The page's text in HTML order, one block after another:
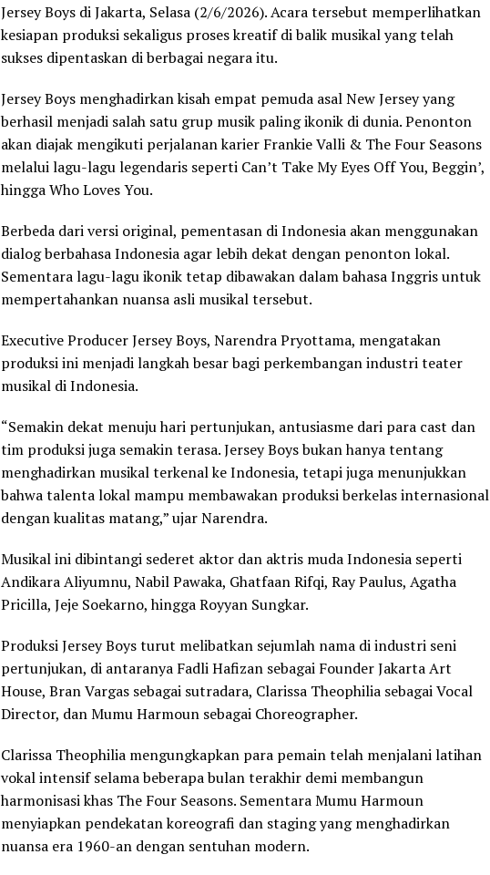
Jersey Boys di Jakarta, Selasa (2/6/2026). Acara tersebut memperlihatkan
kesiapan produksi sekaligus proses kreatif di balik musikal yang telah
sukses dipentaskan di berbagai negara itu.
Jersey Boys menghadirkan kisah empat pemuda asal New Jersey yang
berhasil menjadi salah satu grup musik paling ikonik di dunia. Penonton
akan diajak mengikuti perjalanan karier Frankie Valli & The Four Seasons
melalui lagu-lagu legendaris seperti Can’t Take My Eyes Off You, Beggin’,
hingga Who Loves You.
Berbeda dari versi original, pementasan di Indonesia akan menggunakan
dialog berbahasa Indonesia agar lebih dekat dengan penonton lokal.
Sementara lagu-lagu ikonik tetap dibawakan dalam bahasa Inggris untuk
mempertahankan nuansa asli musikal tersebut.
Executive Producer Jersey Boys, Narendra Pryottama, mengatakan
produksi ini menjadi langkah besar bagi perkembangan industri teater
musikal di Indonesia.
“Semakin dekat menuju hari pertunjukan, antusiasme dari para cast dan
tim produksi juga semakin terasa. Jersey Boys bukan hanya tentang
menghadirkan musikal terkenal ke Indonesia, tetapi juga menunjukkan
bahwa talenta lokal mampu membawakan produksi berkelas internasional
dengan kualitas matang,” ujar Narendra.
Musikal ini dibintangi sederet aktor dan aktris muda Indonesia seperti
Andikara Aliyumnu, Nabil Pawaka, Ghatfaan Rifqi, Ray Paulus, Agatha
Pricilla, Jeje Soekarno, hingga Royyan Sungkar.
Produksi Jersey Boys turut melibatkan sejumlah nama di industri seni
pertunjukan, di antaranya Fadli Hafizan sebagai Founder Jakarta Art
House, Bran Vargas sebagai sutradara, Clarissa Theophilia sebagai Vocal
Director, dan Mumu Harmoun sebagai Choreographer.
Clarissa Theophilia mengungkapkan para pemain telah menjalani latihan
vokal intensif selama beberapa bulan terakhir demi membangun
harmonisasi khas The Four Seasons. Sementara Mumu Harmoun
menyiapkan pendekatan koreografi dan staging yang menghadirkan
nuansa era 1960-an dengan sentuhan modern.